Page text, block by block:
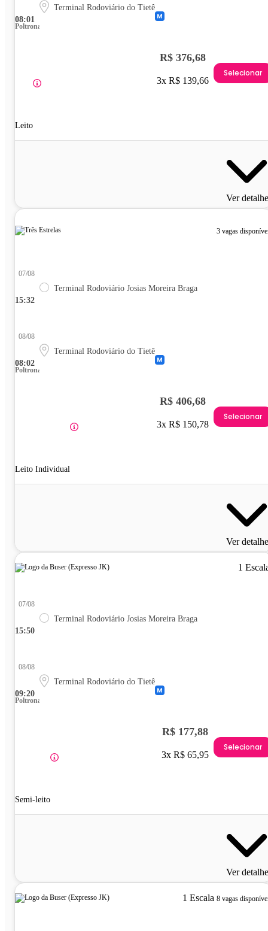
08:01
Terminal Rodoviário do Tietê
Poltrona
Leito
R$ 376,68
3x R$ 139,66
Selecionar
Ver
3 vagas
15:32
07/08
Terminal Rodoviário Josias Moreira Braga
08:02
08/08
Terminal Rodoviário do Tietê
Poltrona
Leito Individual
R$ 406,68
3x R$ 150,78
Selecionar
Ver
1
15:50
07/08
Terminal Rodoviário Josias Moreira Braga
09:20
08/08
Terminal Rodoviário do Tietê
Poltrona
Semi-leito
R$ 177,88
3x R$ 65,95
Selecionar
Ver
1 Escala 8 vagas